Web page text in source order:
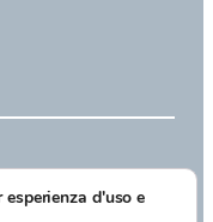
d'uso e